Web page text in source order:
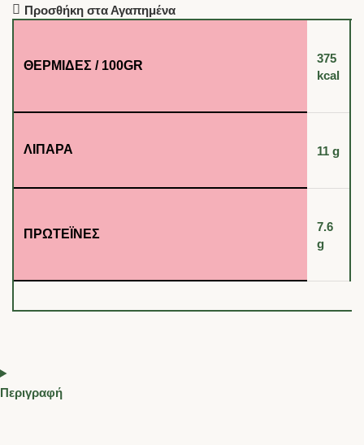
Προσθήκη στα Αγαπημένα
ΘΕΡΜΊΔΕΣ / 100GR
375
kcal
ΛΙΠΑΡΆ 11 g
ΠΡΩΤΕΪ́ΝΕΣ
7.6
g
Περιγραφή